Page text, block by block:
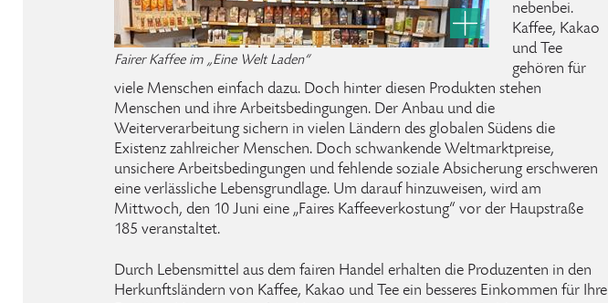
Fairer Kaffee im „Eine Welt Laden“
nebenbei.
Kaffee, Kakao
und Tee
gehören für
viele Menschen einfach dazu. Doch hinter diesen Produkten stehen
Menschen und ihre Arbeitsbedingungen. Der Anbau und die
Weiterverarbeitung sichern in vielen Ländern des globalen Südens die
Existenz zahlreicher Menschen. Doch schwankende Weltmarktpreise,
unsichere Arbeitsbedingungen und fehlende soziale Absicherung erschweren
eine verlässliche Lebensgrundlage. Um darauf hinzuweisen, wird am
Mittwoch, den 10 Juni eine „Faires Kaffeeverkostung“ vor der Haupstraße
185 veranstaltet.
Durch Lebensmittel aus dem fairen Handel erhalten die Produzenten in den
Herkunftsländern von Kaffee, Kakao und Tee ein besseres Einkommen für Ihre